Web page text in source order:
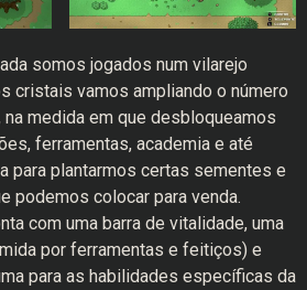
somos jogados num vilarejo
cristais vamos ampliando o número
medida em que desbloqueamos
ferramentas, academia e até
para plantarmos certas sementes e
podemos colocar para venda.
com uma barra de vitalidade, uma
por ferramentas e feitiços) e
para as habilidades específicas da